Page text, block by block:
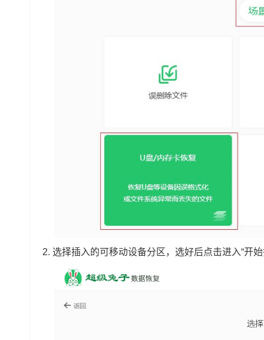
2. 选择插入的可移动设备分区，选好后点击进入“开